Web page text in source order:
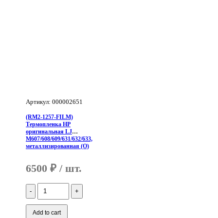
Артикул: 000002651
(RM2-1257-FILM)
Термопленка HP
оригинальная LJ
M607/608/609/631/632/633,
металлизированная (O)
6500 ₽
Количество
(RM2-
1257-
FILM)
Add to cart